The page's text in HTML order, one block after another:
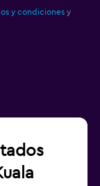
y condiciones y